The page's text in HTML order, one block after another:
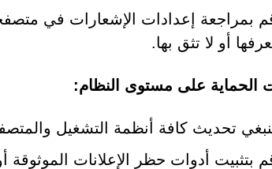
بمراجعة إعدادات الإشعارات في
أو لا تثق بها.
الحماية على مستوى النظام:
تحديث كافة أنظمة التشغيل
بتثبيت أدوات حظر الإعلانات